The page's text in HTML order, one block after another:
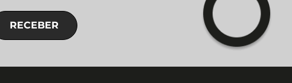
RECEBER